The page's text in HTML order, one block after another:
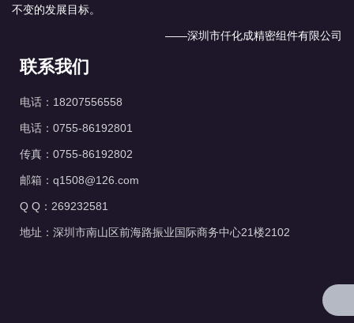
不变的发展目标。
——深圳市仟化成精密组件有限公司
联系我们
电话：18207556558
电话：0755-86192801
传真：0755-86192802
邮箱：q1508@126.com
Q Q：269232581
地址：深圳市南山区前海路振业国际商务中心21楼2102